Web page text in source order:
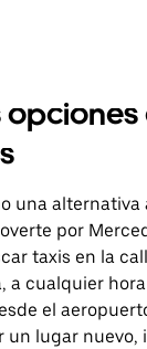
una alternativa
por
taxis en la
a cualquier hora
el
lugar nuevo,